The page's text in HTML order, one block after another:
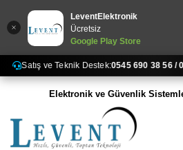
LeventElektronik
Ücretsiz
Google Play Store
ve Teknik Destek: 0545 690 38 56 / 0342
Elektronik ve Güvenlik